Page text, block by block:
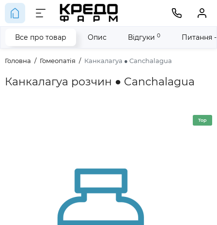
Головна Гомеопатія Канкалагуа ● Canchalagua
Канкалагуа розчин ● Canchalagua
Все про товар Опис Відгуки 0 Питання
Top